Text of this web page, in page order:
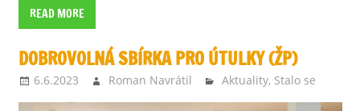
READ MORE
DOBROVOLNÁ SBÍRKA PRO ÚTULKY (ŽP)
6.6.2023 Roman Navrátil Aktuality, Stalo se